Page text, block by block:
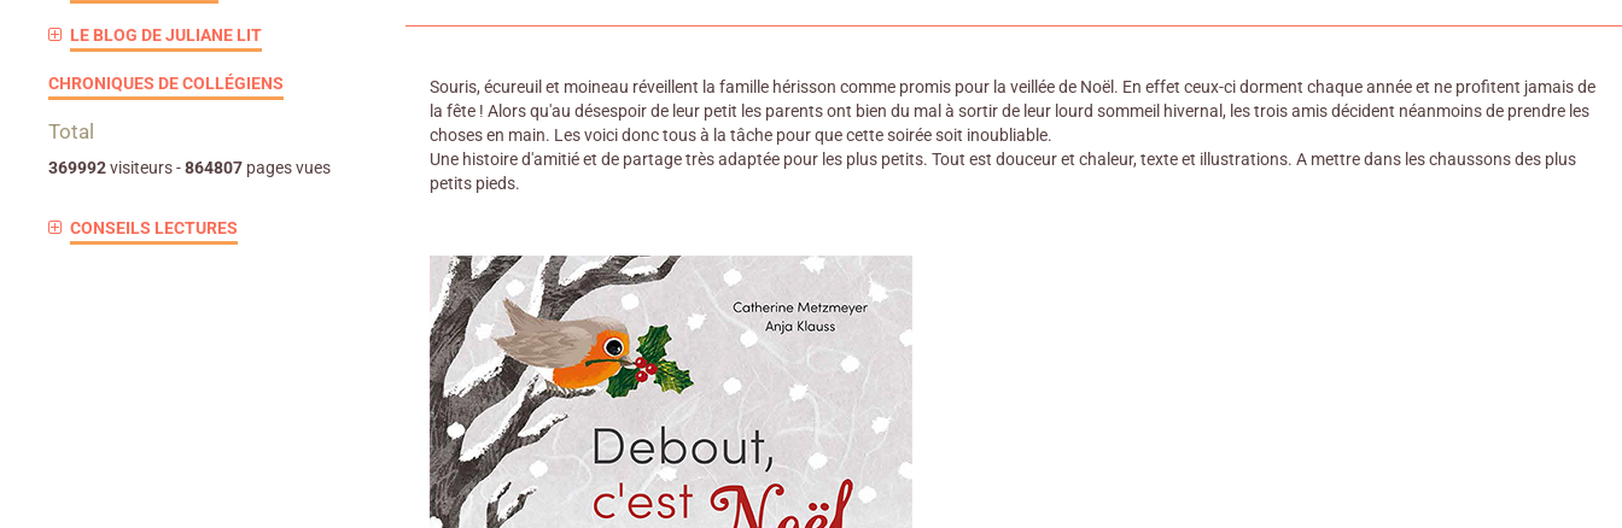
Souris, écureuil et moineau réveillent la famille hérisson comme promis pour la veillée de Noël. En effet ceux-ci dorment chaque année et ne profitent jamais de
la fête ! Alors qu'au désespoir de leur petit les parents ont bien du mal à sortir de leur lourd sommeil hivernal, les trois amis décident néanmoins de prendre les
choses en main. Les voici donc tous à la tâche pour que cette soirée soit inoubliable.
Une histoire d'amitié et de partage très adaptée pour les plus petits. Tout est douceur et chaleur, texte et illustrations. A mettre dans les chaussons des plus
petits pieds.
LE BLOG DE JULIANE LIT
CHRONIQUES DE COLLÉGIENS
Total
369992visiteurs -864807 pages vues
CONSEILS LECTURES